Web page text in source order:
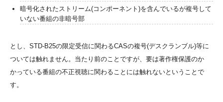
暗号化されたストリーム(コンポーネント)を含んでいるが複号して
いない番組の非暗号部
とし、STD-B25の限定受信に関わるCASの複号(デスクランブル)等に
ついては触れません。当たり前のことですが、要は著作権保護のか
かっている番組の不正視聴に関わることには触れないということで
す。